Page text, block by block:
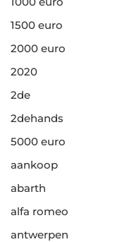
1500 euro
2000 euro
2020
2de
2dehands
5000 euro
aankoop
abarth
alfa romeo
antwerpen